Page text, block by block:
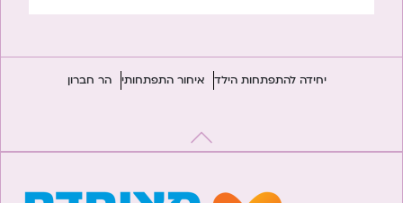
יחידה להתפתחות הילד איחור התפתחותי הר חברון